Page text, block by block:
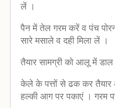
लें ।
पैन में तेल गरम करें व पंच
सारे मसाले व दही मिला लें ।
तैयार सामग्री को आलू में डाल
केले के पत्तों से ढक कर
हल्की आग पर पकाएं । गरम